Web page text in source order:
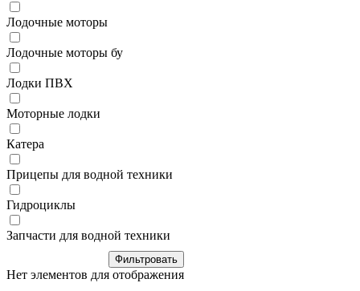
Лодочные моторы
Лодочные моторы бу
Лодки ПВХ
Моторные лодки
Катера
Прицепы для водной техники
Гидроциклы
Запчасти для водной техники
Нет элементов для отображения